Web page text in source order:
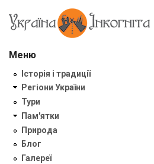
Меню
Історія і традиції
Регіони України
Тури
Пам'ятки
Природа
Блог
Галереї